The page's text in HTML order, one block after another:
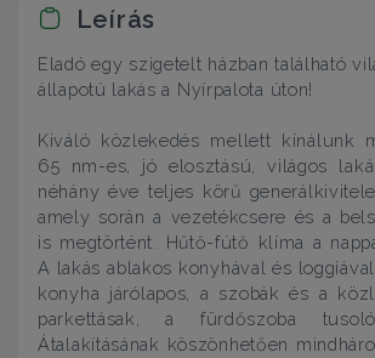
Leírás
Eladó egy szigetelt házban található
állapotú lakás a Nyírpalota úton!
Kiváló közlekedés mellett kínálunk
65 nm-es, jó elosztású, világos
néhány éve teljes körű
amely során a vezetékcsere és a
is megtörtént. Hűtő-fútő klíma a
A lakás ablakos konyhával és
konyha járólapos, a szobák és a
parkettásak, a fürdőszoba
Átalakításának köszönhetően